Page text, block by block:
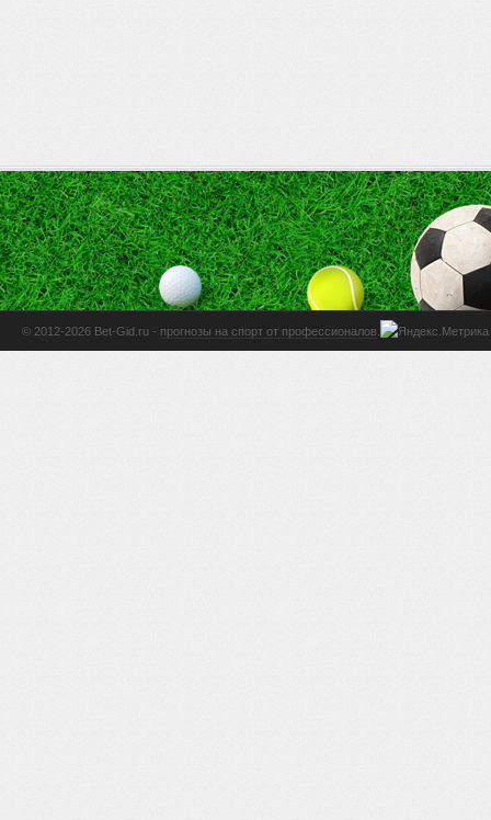
© 2012-2026 Bet-Gid.ru - прогнозы на спорт от профессионалов